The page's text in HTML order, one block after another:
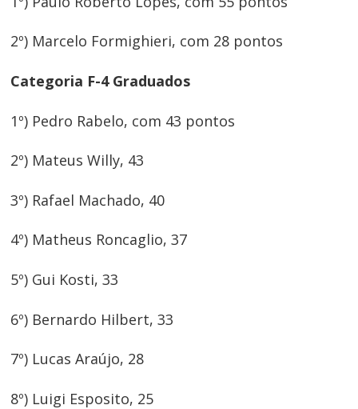
2º) Marcelo Formighieri, com 28 pontos
Categoria F-4 Graduados
1º) Pedro Rabelo, com 43 pontos
2º) Mateus Willy, 43
3º) Rafael Machado, 40
4º) Matheus Roncaglio, 37
5º) Gui Kosti, 33
6º) Bernardo Hilbert, 33
7º) Lucas Araújo, 28
8º) Luigi Esposito, 25
Post